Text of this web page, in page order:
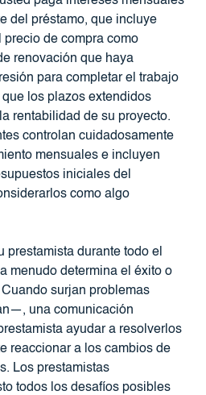
del préstamo, que incluye
de compra como
renovación que haya
para completar el trabajo
los plazos extendidos
rentabilidad de su proyecto.
controlan cuidadosamente
mensuales e incluyen
iniciales del
como algo
prestamista durante todo el
menudo determina el éxito o
surjan problemas
una comunicación
ayudar a resolverlos
reaccionar a los cambios de
Los prestamistas
todos los desafíos posibles